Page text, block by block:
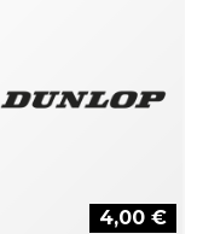
4,00 €